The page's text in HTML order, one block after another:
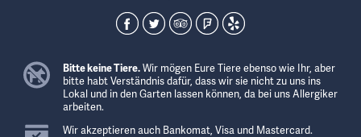
Bitte keine Tiere.Wir mögen Eure Tiere ebenso wie Ihr, aber
bitte habt Verständnis dafür, dass wir sie nicht zu uns ins
Lokal und in den Garten lassen können, da bei uns Allergiker
arbeiten.
Wir akzeptieren auch Bankomat, Visa und Mastercard.